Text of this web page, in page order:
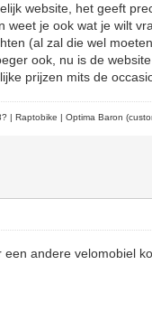
website, het geeft
weet je ook wat je wilt
(al zal die wel
ook, nu is de
prijzen mits de
| Raptobike | Optima Baron
een andere velomobiel